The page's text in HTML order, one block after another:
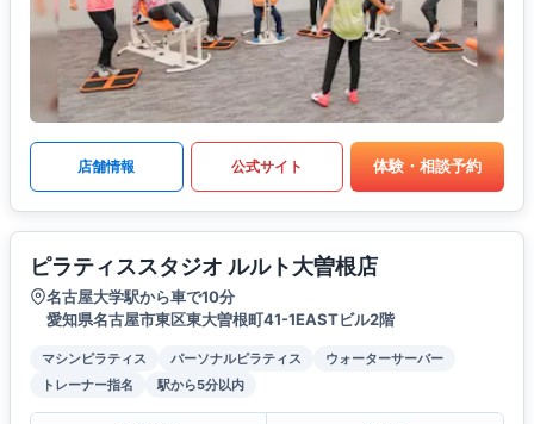
店舗情報 公式サイト 体験・相談予約
ピラティススタジオ ルルト大曽根店
名古屋大学駅から車で10分
愛知県名古屋市東区東大曽根町41-1EASTビル2階
マシンピラティス パーソナルピラティス
ウォーターサーバー
トレーナー指名
駅から5分以内